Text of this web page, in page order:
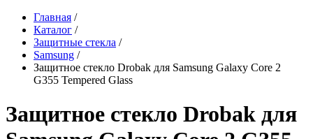
Главная /
Каталог /
Защитные стекла /
Samsung /
Защитное стекло Drobak для Samsung Galaxy Core 2
G355 Tempered Glass
Защитное стекло Drobak для